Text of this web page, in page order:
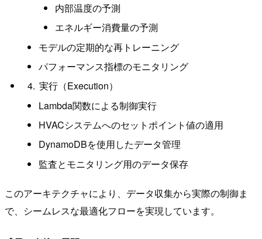
内部温度の予測
エネルギー消費量の予測
モデルの定期的な再トレーニング
パフォーマンス指標のモニタリング
実行（Execution）
Lambda関数による制御実行
HVACシステムへのセットポイント値の適用
DynamoDBを使用したデータ管理
監査とモニタリング用のデータ保存
このアーキテクチャにより、データ収集から実際の制御ま
で、シームレスな最適化フローを実現しています。